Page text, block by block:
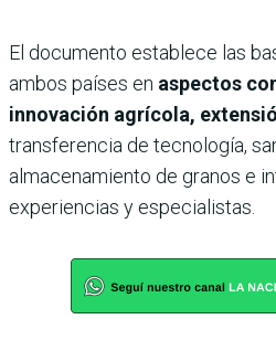
El documento establece las
ambos países en aspectos
innovación agrícola,
transferencia de tecnología,
almacenamiento de granos e
experiencias y especialistas.